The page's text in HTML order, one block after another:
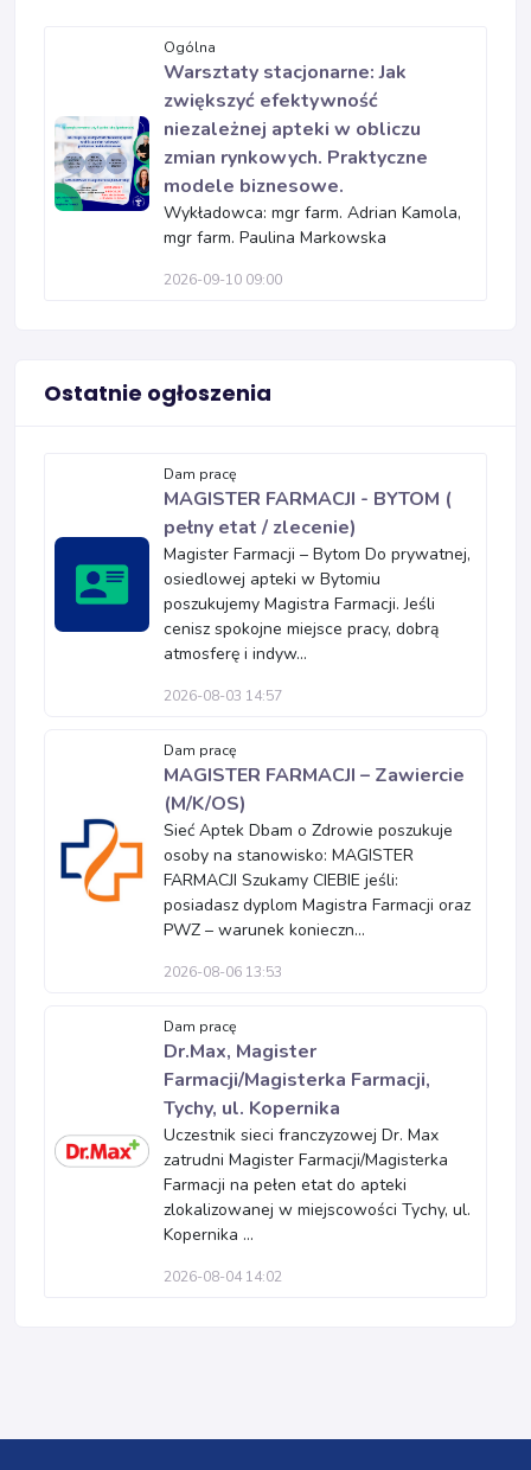
Ogólna
Warsztaty stacjonarne: Jak
zwiększyć efektywność
niezależnej apteki w obliczu
zmian rynkowych. Praktyczne
modele biznesowe.
Wykładowca: mgr farm. Adrian Kamola,
mgr farm. Paulina Markowska
2026-09-10 09:00
Ostatnie ogłoszenia
Dam pracę
MAGISTER FARMACJI - BYTOM (
pełny etat / zlecenie)
Magister Farmacji – Bytom Do prywatnej,
osiedlowej apteki w Bytomiu
poszukujemy Magistra Farmacji. Jeśli
cenisz spokojne miejsce pracy, dobrą
atmosferę i indyw...
2026-08-03 14:57
Dam pracę
MAGISTER FARMACJI – Zawiercie
(M/K/OS)
Sieć Aptek Dbam o Zdrowie poszukuje
osoby na stanowisko: MAGISTER
FARMACJI Szukamy CIEBIE jeśli:
posiadasz dyplom Magistra Farmacji oraz
PWZ – warunek konieczn...
2026-08-06 13:53
Dam pracę
Dr.Max, Magister
Farmacji/Magisterka Farmacji,
Tychy, ul. Kopernika
Uczestnik sieci franczyzowej Dr. Max
zatrudni Magister Farmacji/Magisterka
Farmacji na pełen etat do apteki
zlokalizowanej w miejscowości Tychy, ul.
Kopernika ...
2026-08-04 14:02